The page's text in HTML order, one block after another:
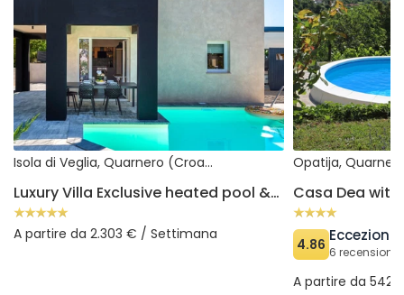
Isola di Veglia, Quarnero (Croazia)
Luxury Villa Exclusive heated pool &pet friendly&sauna Krk
A partire da 2.303 € / Settimana
Opatija,
Casa Dea
4.86 6 recensioni
A partire da 542